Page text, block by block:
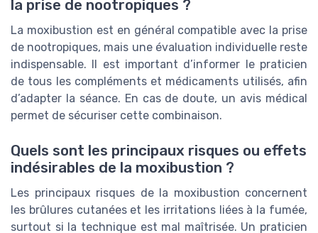
la prise de nootropiques ?
La moxibustion est en général compatible avec la prise
de nootropiques, mais une évaluation individuelle reste
indispensable. Il est important d’informer le praticien
de tous les compléments et médicaments utilisés, afin
d’adapter la séance. En cas de doute, un avis médical
permet de sécuriser cette combinaison.
Quels sont les principaux risques ou effets
indésirables de la moxibustion ?
Les principaux risques de la moxibustion concernent
les brûlures cutanées et les irritations liées à la fumée,
surtout si la technique est mal maîtrisée. Un praticien